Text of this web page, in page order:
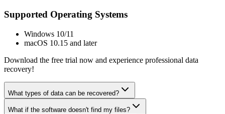
Supported Operating Systems
Windows 10/11
macOS 10.15 and later
Download the free trial now and experience professional data
recovery!
What types of data can be recovered?
What if the software doesn't find my files?